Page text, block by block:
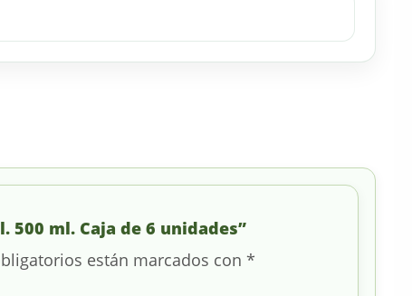
500 ml. Caja de 6 unidades”
están marcados con *